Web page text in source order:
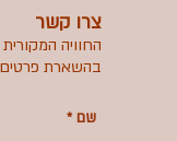
צרו קשר
החוויה
בהשארת פרטים
שם